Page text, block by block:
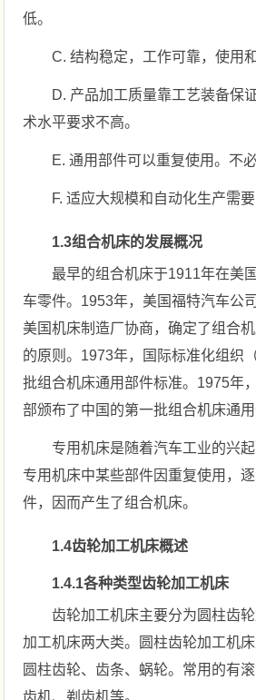
低。
C. 结构稳定，工作可靠，使用
D. 产品加工质量靠工艺装备保
术水平要求不高。
E. 通用部件可以重复使用。不
F. 适应大规模和自动化生产需要
1.3组合机床的发展概况
最早的组合机床于1911年在美
车零件。1953年，美国福特汽车公
美国机床制造厂协商，确定了组合
的原则。1973年，国际标准化组织
批组合机床通用部件标准。1975年
部颁布了中国的第一批组合机床通用
专用机床是随着汽车工业的兴
专用机床中某些部件因重复使用，
件，因而产生了组合机床。
1.4齿轮加工机床概述
1.4.1各种类型齿轮加工机床
齿轮加工机床主要分为圆柱齿
加工机床两大类。圆柱齿轮加工机
圆柱齿轮、齿条、蜗轮。常用的有
齿机、剃齿机等。